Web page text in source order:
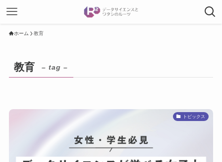
ホーム 教育
教育 – tag –
トピックス